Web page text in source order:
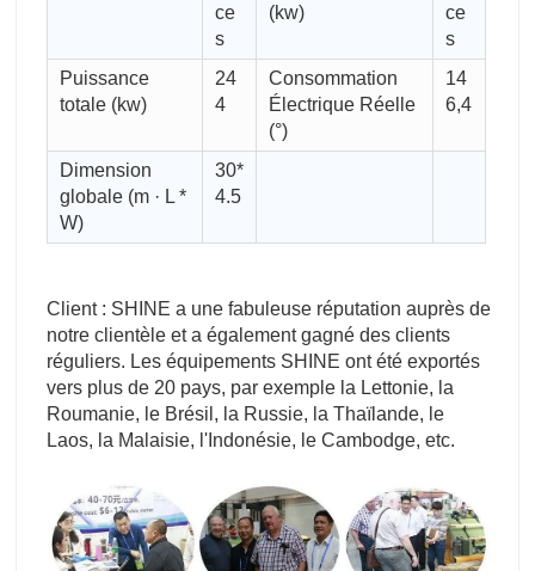
ce
s
(kw)
ce
s
Puissance
totale (kw)
24
4
Consommation
Électrique Réelle
(°)
14
6,4
Dimension
globale (m · L *
W)
30*
4.5
Client : SHINE a une fabuleuse réputation auprès de
notre clientèle et a également gagné des clients
réguliers. Les équipements SHINE ont été exportés
vers plus de 20 pays, par exemple la Lettonie, la
Roumanie, le Brésil, la Russie, la Thaïlande, le
Laos, la Malaisie, l'Indonésie, le Cambodge, etc.